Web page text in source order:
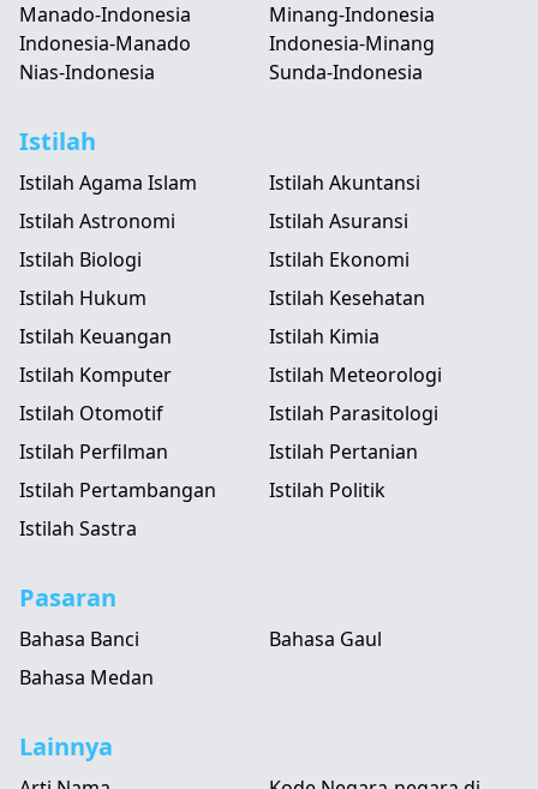
Manado-Indonesia
Indonesia-Manado
Minang-Indonesia
Indonesia-Minang
Nias-Indonesia
Sunda-Indonesia
Istilah
Istilah Agama Islam
Istilah Akuntansi
Istilah Astronomi
Istilah Asuransi
Istilah Biologi
Istilah Ekonomi
Istilah Hukum
Istilah Kesehatan
Istilah Keuangan
Istilah Kimia
Istilah Komputer
Istilah Meteorologi
Istilah Otomotif
Istilah Parasitologi
Istilah Perfilman
Istilah Pertanian
Istilah Pertambangan
Istilah Politik
Istilah Sastra
Pasaran
Bahasa Banci
Bahasa Gaul
Bahasa Medan
Lainnya